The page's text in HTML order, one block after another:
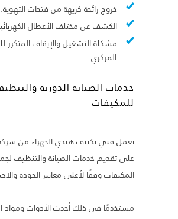
خروج رائحة كريهة من فتحات التهوية.
الكشف عن مختلف الأعطال
مشكلة التشغيل والإيقاف المتكرر
المركزي.
خدمات الصيانة الدورية
للمكيفات
يعمل فني تكييف هندي الجهراء من
على تقديم خدمات الصيانة والتنظيف
المكيفات وفقًا لأعلى معايير الجودة
مستخدمًا في ذلك أحدث الأدوات ومواد